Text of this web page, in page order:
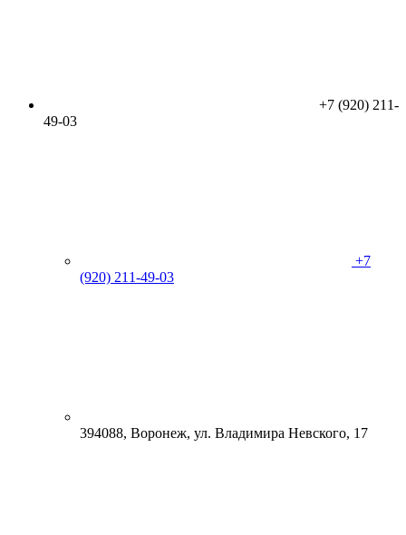
+7 (920) 211-
49-03
+7
(920) 211-49-03
394088, Воронеж, ул. Владимира Невского, 17